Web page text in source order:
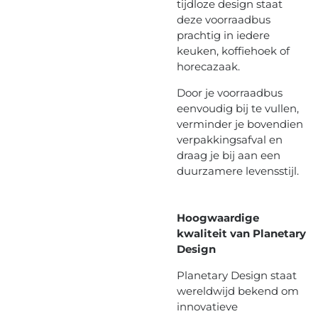
tijdloze design staat
deze voorraadbus
prachtig in iedere
keuken, koffiehoek of
horecazaak.
Door je voorraadbus
eenvoudig bij te vullen,
verminder je bovendien
verpakkingsafval en
draag je bij aan een
duurzamere levensstijl.
Hoogwaardige
kwaliteit van Planetary
Design
Planetary Design staat
wereldwijd bekend om
innovatieve